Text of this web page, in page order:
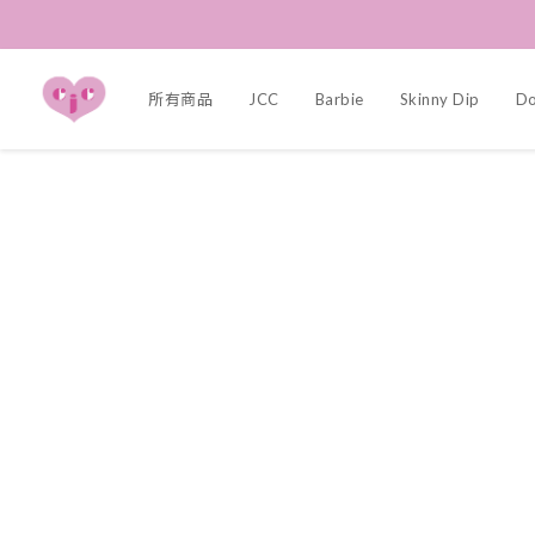
所有商品 JCC Barbie Skinny Dip